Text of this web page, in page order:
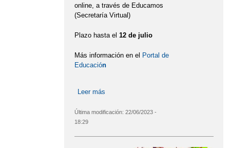
online, a través de Educamos
(Secretaría Virtual)
Plazo hasta el 12 de julio
Más información en el Portal de
Educación
Leer más
Última modificación: 22/06/2023 -
18:29